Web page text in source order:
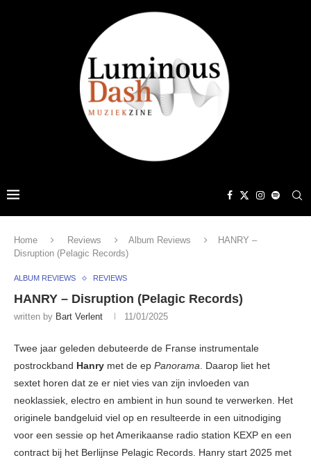
Home Reviews Album Reviews
HANRY –
Disruption (Pelagic Records)
ALBUM REVIEWS REVIEWS
HANRY – Disruption (Pelagic Records)
written by Bart Verlent 11/01/2025
Twee jaar geleden debuteerde de Franse instrumentale
postrockband Hanry met de ep Panorama. Daarop liet het
sextet horen dat ze er niet vies van zijn invloeden van
neoklassiek, electro en ambient in hun sound te verwerken. Het
originele bandgeluid viel op en resulteerde in een uitnodiging
voor een sessie op het Amerikaanse radio station KEXP en een
contract bij het Berlijnse Pelagic Records. Hanry start 2025 met